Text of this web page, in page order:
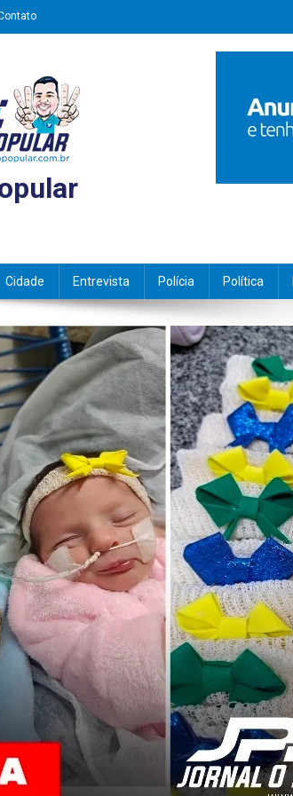
Cidade Entrevista Polícia Política